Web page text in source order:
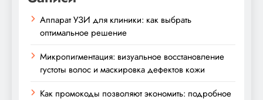
Аппарат УЗИ для клиники: как выбрать
оптимальное решение
Микропигментация: визуальное восстановление
густоты волос и маскировка дефектов кожи
Как промокоды позволяют экономить: подробное